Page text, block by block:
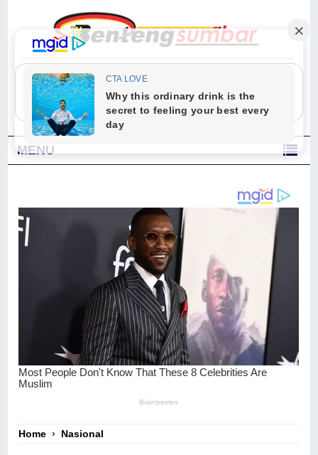
"Sesungguhnya Allah dan para malaikat-Nya berselawat untuk Nabi.
Wahai orang-orang yang beriman, berselawatlah kamu untuk Nabi dan
ucapkanlah salam dengan penuh penghormatan kepadanya." (Qs. Al
Ahzab Ayat 56)
MENU
Home › Nasional